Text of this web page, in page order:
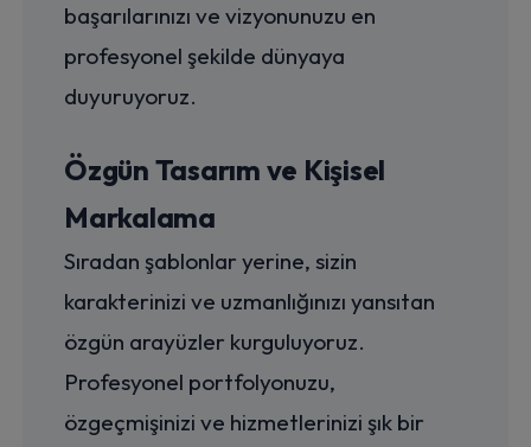
başarılarınızı ve vizyonunuzu en
profesyonel şekilde dünyaya
duyuruyoruz.
Özgün Tasarım ve Kişisel
Markalama
Sıradan şablonlar yerine, sizin
karakterinizi ve uzmanlığınızı yansıtan
özgün arayüzler kurguluyoruz.
Profesyonel portfolyonuzu,
özgeçmişinizi ve hizmetlerinizi şık bir